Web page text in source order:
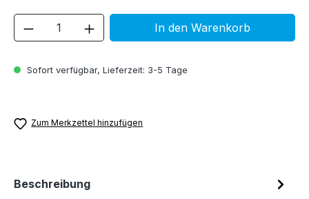
Sofort verfügbar, Lieferzeit: 3-5 Tage
Produkt Anzahl: Gib denIn den Warenkorb
Zum Merkzettel hinzufügen
Beschreibung